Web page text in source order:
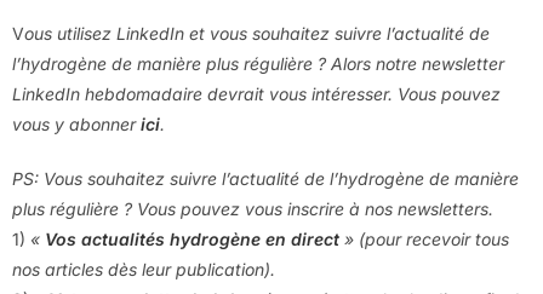
Vous utilisez LinkedIn et vous souhaitez suivre l’actualité de
l’hydrogène de manière plus régulière ? Alors notre newsletter
LinkedIn hebdomadaire devrait vous intéresser. Vous pouvez
vous y abonnerici.
PS: Vous souhaitez suivre l’actualité de l’hydrogène de manière
plus régulière ? Vous pouvez vous inscrire à nos newsletters.
1) « Vos actualités hydrogène en direct » (pour recevoir tous
nos articles dès leur publication).